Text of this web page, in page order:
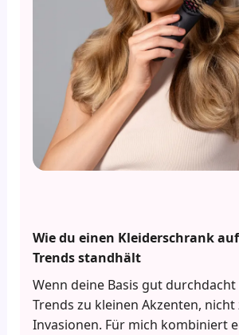
Wie du einen Kleiderschrank
Trends standhält
Wenn deine Basis gut
Trends zu kleinen Akzenten, nicht
Invasionen. Für mich kombiniert